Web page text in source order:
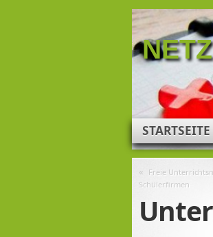
STARTSEITE
« Freie
Schülerfirmen